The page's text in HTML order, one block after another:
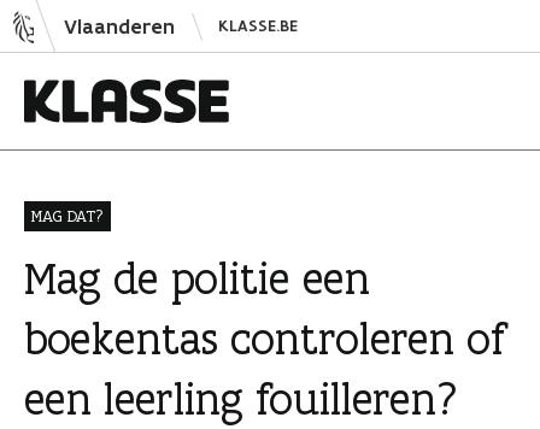
N
a
Vlaanderen KLASSE.BE
a
s
s
e
MAG DAT?
Mag de politie een
boekentas controleren of
een leerling fouilleren?